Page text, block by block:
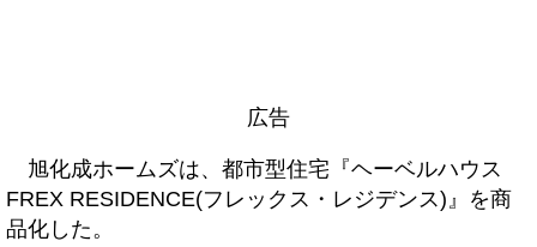
広告
旭化成ホームズは、都市型住宅『ヘーベルハウス
FREX RESIDENCE(フレックス・レジデンス)』を商
品化した。